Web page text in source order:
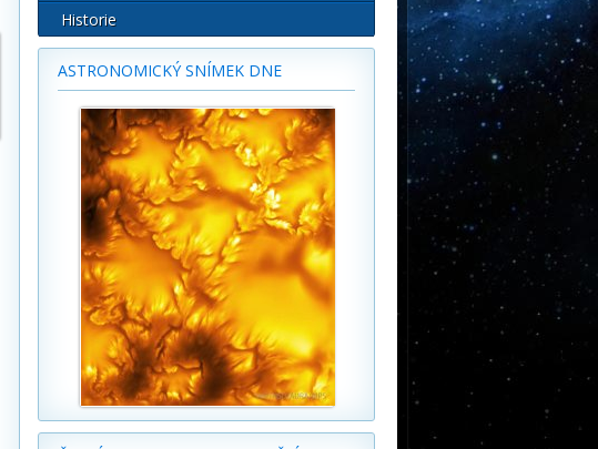
Historie
ASTRONOMICKÝ SNÍMEK DNE